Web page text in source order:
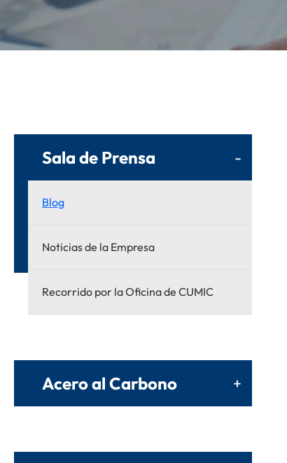
Sala de Prensa -
Blog
Noticias de la Empresa
Recorrido por la Oficina de CUMIC
Acero al Carbono +